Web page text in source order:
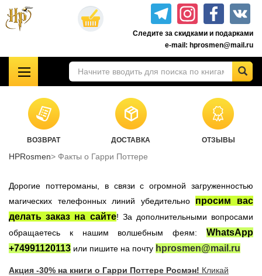
Перейти
Следите за скидками и подарками
e-mail: hprosmen@mail.ru
Комплекты книг о Гарри Поттере
Акционные товары к комплекту 7 книг Росмэн
Учебники Хогвартса
Гарри Поттер на английском
Настольные игры
Атрибутика Гарри Поттер
Одежда Гарри Поттер
Новогодние игрушки
ВОЗВРАТ ДОСТАВКА ОТЗЫВЫ
HPRosmen Факты о Гарри Поттере
Дорогие поттероманы, в связи с огромной загруженностью
магических телефонных линий убедительно просим вас
делать заказ на сайте! За дополнительными вопросами
обращаетесь к нашим волшебным феям:
WhatsApp
+74991120113 или пишите на почту hprosmen@mail.ru
Акция -30% на книги о Гарри Поттере Росмэн! Кликай